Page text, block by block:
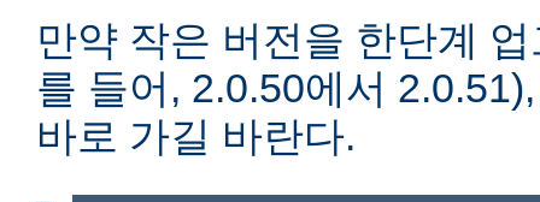
만약 작은 버전을 한단계
를 들어, 2.0.50에서
바로 가길 바란다.